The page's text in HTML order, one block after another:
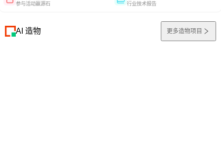
参与活动赢源石 行业技术报告
AI 造物 更多造物项目